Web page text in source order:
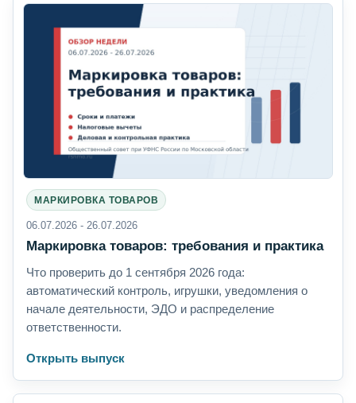
МАРКИРОВКА ТОВАРОВ
06.07.2026 - 26.07.2026
Маркировка товаров: требования и практика
Что проверить до 1 сентября 2026 года:
автоматический контроль, игрушки, уведомления о
начале деятельности, ЭДО и распределение
ответственности.
Открыть выпуск